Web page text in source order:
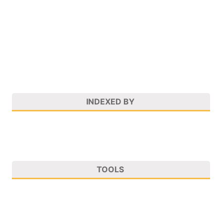
INDEXED BY
TOOLS